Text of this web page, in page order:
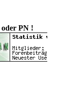
PN !